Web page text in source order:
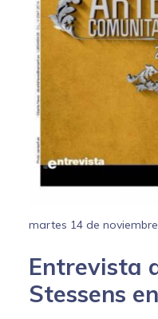
martes 14 de
Entrevista
Stessens